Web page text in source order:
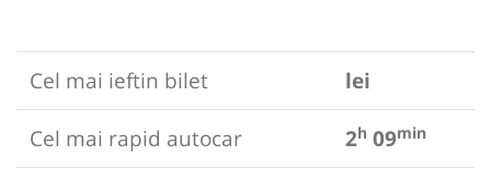
Cel mai ieftin bilet
lei
Cel mai rapid autocar
2h 09min